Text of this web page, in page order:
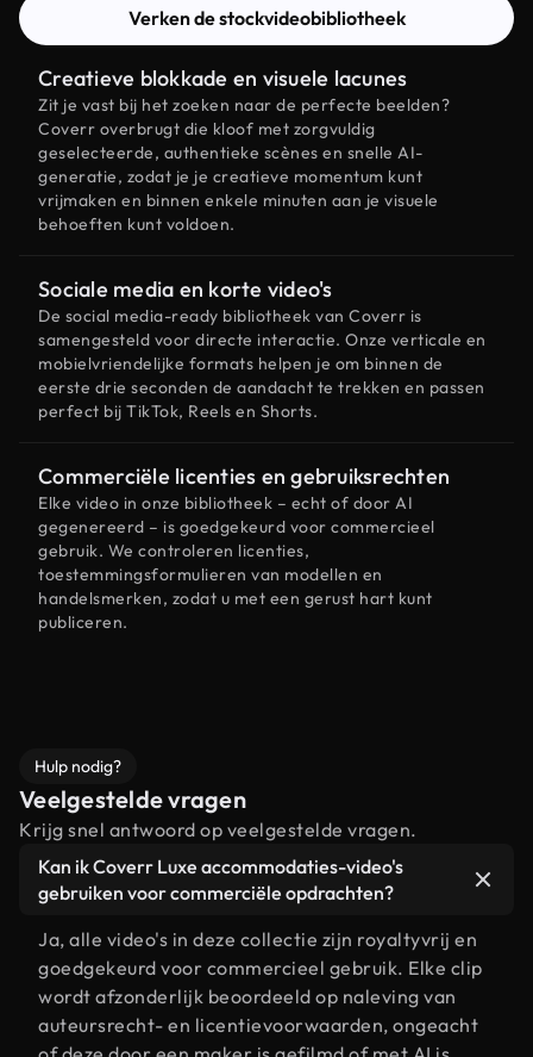
Verken de stockvideobibliotheek
Creatieve blokkade en visuele lacunes
Zit je vast bij het zoeken naar de perfecte beelden?
Coverr overbrugt die kloof met zorgvuldig
geselecteerde, authentieke scènes en snelle AI-
generatie, zodat je je creatieve momentum kunt
vrijmaken en binnen enkele minuten aan je visuele
behoeften kunt voldoen.
Sociale media en korte video's
De social media-ready bibliotheek van Coverr is
samengesteld voor directe interactie. Onze verticale en
mobielvriendelijke formats helpen je om binnen de
eerste drie seconden de aandacht te trekken en passen
perfect bij TikTok, Reels en Shorts.
Commerciële licenties en gebruiksrechten
Elke video in onze bibliotheek – echt of door AI
gegenereerd – is goedgekeurd voor commercieel
gebruik. We controleren licenties,
toestemmingsformulieren van modellen en
handelsmerken, zodat u met een gerust hart kunt
publiceren.
Hulp nodig?
Veelgestelde vragen
Krijg snel antwoord op veelgestelde vragen.
Kan ik Coverr Luxe accommodaties-video's
gebruiken voor commerciële opdrachten?
Ja, alle video's in deze collectie zijn royaltyvrij en
goedgekeurd voor commercieel gebruik. Elke clip
wordt afzonderlijk beoordeeld op naleving van
auteursrecht- en licentievoorwaarden, ongeacht